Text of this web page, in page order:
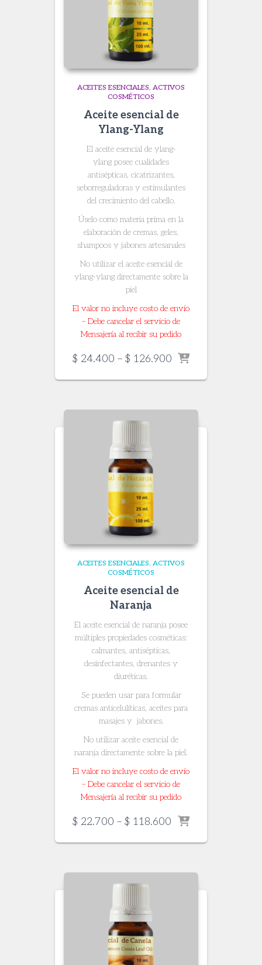
ACEITES ESENCIALES ACTIVOS
COSMÉTICOS
Aceite esencial de
Ylang-Ylang
El aceite esencial de ylang-
ylang posee cualidades
antisépticas, cicatrizantes,
seborreguladoras y estimulantes
del crecimiento del cabello.
Úselo como materia prima en la
elaboración de cremas, geles,
shampoos y jabones artesanales
No utilizar el aceite esencial de
ylang-ylang directamente sobre la
piel
El valor no incluye costo de envío
– Debe cancelar el servicio de
Mensajería al recibir su pedido
$ 24.400 – $ 126.900 Price
$ 24.400
$ 126.900
ACEITES ESENCIALES ACTIVOS
COSMÉTICOS
Aceite esencial de
Naranja
El aceite esencial de naranja posee
múltiples propiedades cosméticas:
calmantes, antisépticas,
desinfectantes, drenantes y
diuréticas.
Se pueden usar para formular
cremas anticelulíticas, aceites para
masajes y jabones.
No utilizar aceite esencial de
naranja directamente sobre la piel.
El valor no incluye costo de envío
– Debe cancelar el servicio de
Mensajería al recibir su pedido
$ 22.700 – $ 118.600 Price
$ 22.700
$ 118.600